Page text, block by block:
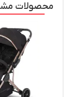
محصولات